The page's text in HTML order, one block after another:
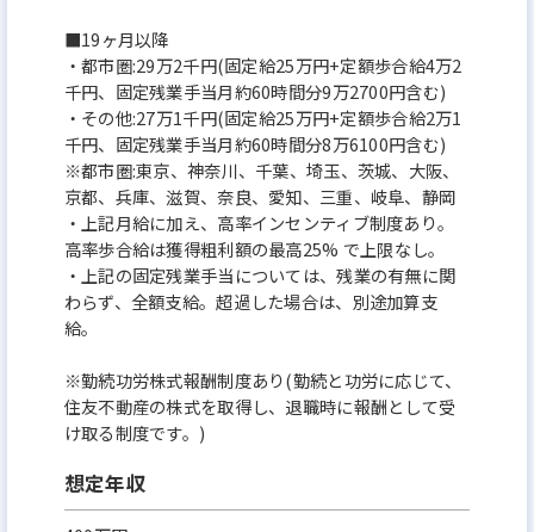
■19ヶ月以降
・都市圏:29万2千円(固定給25万円+定額歩合給4万2
千円、固定残業手当月約60時間分9万2700円含む)
・その他:27万1千円(固定給25万円+定額歩合給2万1
千円、固定残業手当月約60時間分8万6100円含む)
※都市圏:東京、神奈川、千葉、埼玉、茨城、大阪、
京都、兵庫、滋賀、奈良、愛知、三重、岐阜、静岡
・上記月給に加え、高率インセンティブ制度あり。
高率歩合給は獲得粗利額の最高25% で上限なし。
・上記の固定残業手当については、残業の有無に関
わらず、全額支給。超過した場合は、別途加算支
給。
※勤続功労株式報酬制度あり(勤続と功労に応じて、
住友不動産の株式を取得し、退職時に報酬として受
け取る制度です。)
想定年収